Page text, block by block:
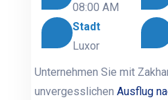
08:00 AM
Stadt
Luxor
Unternehmen Sie mit
unvergesslichenAusflug